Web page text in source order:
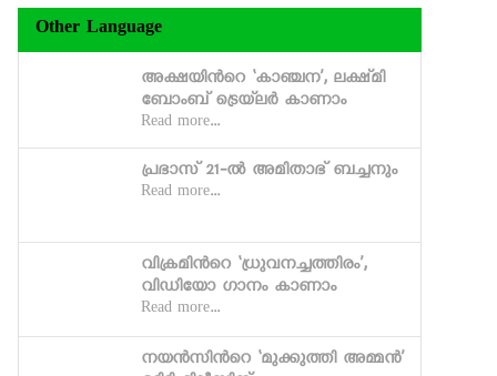
Other Language
അക്ഷയിന്‍റെ ‘കാഞ്ചന’, ലക്ഷ്‍മി
ബോംബ് ട്രെയ്‍ലര്‍ കാണാം
Read more...
പ്രഭാസ് 21-ല്‍ അമിതാഭ് ബച്ചനും
Read more...
വിക്രമിന്‍റെ ‘ധ്രുവനച്ചത്തിരം’,
വിഡിയോ ഗാനം കാണാം
Read more...
നയന്‍സിന്‍റെ ‘മുക്കുത്തി അമ്മന്‍’